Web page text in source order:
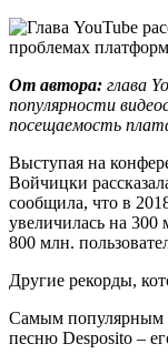
От автора: глава
популярности
посещаемость
Выступая на
Войчицки
сообщила, что в
увеличилась на
800 млн.
Другие рекорды,
Самым популярным
песню Desposito –